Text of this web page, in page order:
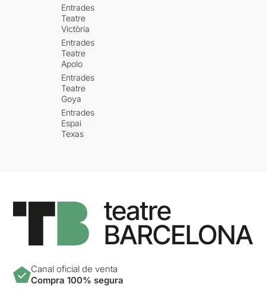
Entrades
Teatre
Victòria
Entrades
Teatre
Apolo
Entrades
Teatre
Goya
Entrades
Espai
Texas
Canal oficial de venta
Compra 100% segura